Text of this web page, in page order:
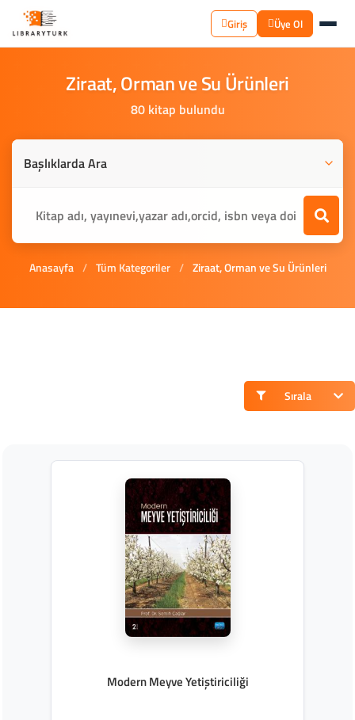
Giriş Üye Ol
Ziraat,OrmanveSuÜrünleri
80 kitap bulundu
Anasayfa / Tüm Kategoriler / Ziraat, Orman ve Su Ürünleri
Sırala
Modern Meyve Yetiştiriciliği